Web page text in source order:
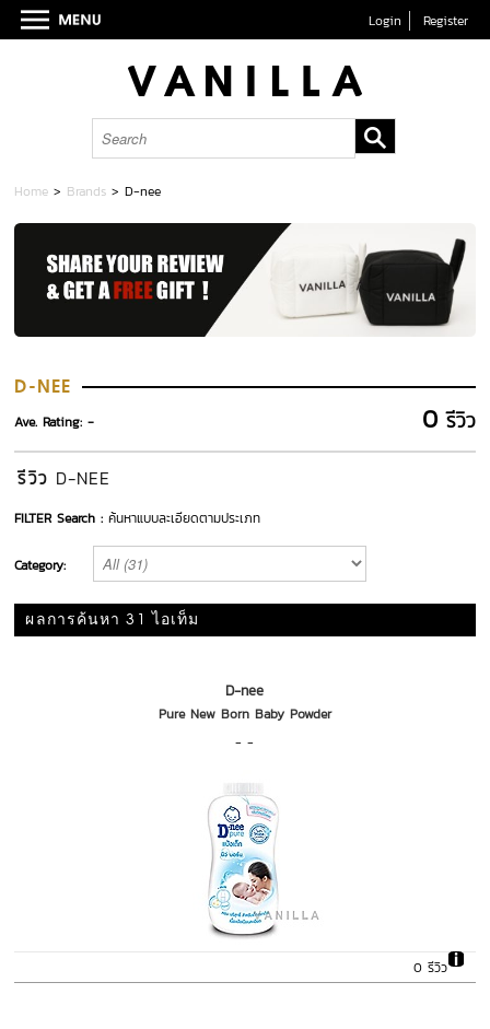
Login Register
Home > Brands >D-nee
D-NEE
0รีวิว
Ave. Rating: -
รีวิว D-NEE
FILTER Search : ค้นหาแบบละเอียดตามประเภท
Category:
ผลการค้นหา 31 ไอเท็ม
D-nee
Pure New Born Baby Powder
- -
0 รีวิว